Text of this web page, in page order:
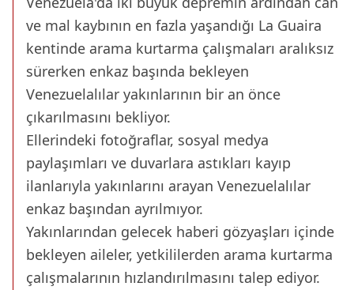
ve mal kaybının en fazla yaşandığı La Guaira
kentinde arama kurtarma çalışmaları aralıksız
sürerken enkaz başında bekleyen
Venezuelalılar yakınlarının bir an önce
çıkarılmasını bekliyor.
Ellerindeki fotoğraflar, sosyal medya
paylaşımları ve duvarlara astıkları kayıp
ilanlarıyla yakınlarını arayan Venezuelalılar
enkaz başından ayrılmıyor.
Yakınlarından gelecek haberi gözyaşları içinde
bekleyen aileler, yetkililerden arama kurtarma
çalışmalarının hızlandırılmasını talep ediyor.